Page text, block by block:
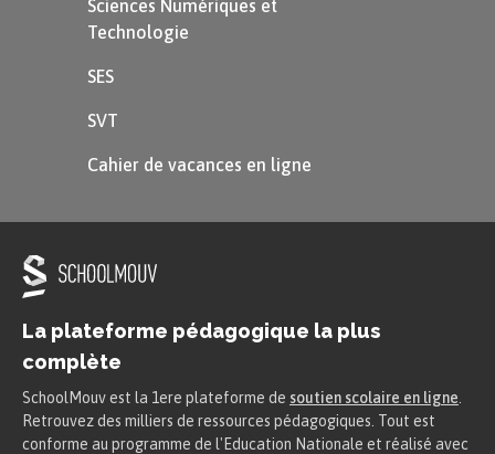
habitudes…).
Est-ce qu’ils sont grands, petits,
que d’autres guettent et imaginent des
plans ?
Exemple
Sciences Numériques et
Technologie
SES
SVT
Cahier de vacances en ligne
La plateforme pédagogique la plus
complète
SchoolMouv est la 1ere plateforme de soutien scolaire en ligne
Retrouvez des milliers de ressources pédagogiques. Tout est
conforme au programme de l'Education Nationale et réalisé avec